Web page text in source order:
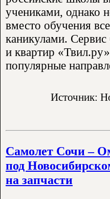
учениками, однако
вместо обучения
каникулами.
и квартир
популярные
Источник:
Самолет Сочи –
под
на запчасти